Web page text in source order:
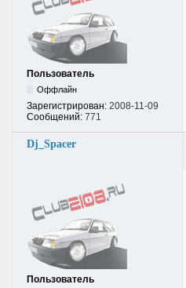
Пользователь
Оффлайн
Зарегистрирован: 2008-11-09
Сообщений: 771
Dj_Spacer
Пользователь